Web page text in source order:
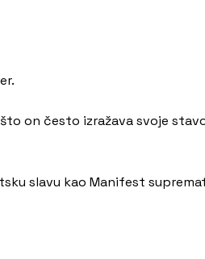
on često izražava svoje
slavu kao Manifest